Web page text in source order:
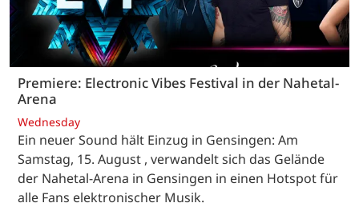
Premiere: Electronic Vibes Festival in der Nahetal-
Arena
Wednesday
Ein neuer Sound hält Einzug in Gensingen: Am
Samstag, 15. August , verwandelt sich das Gelände
der Nahetal-Arena in Gensingen in einen Hotspot für
alle Fans elektronischer Musik.